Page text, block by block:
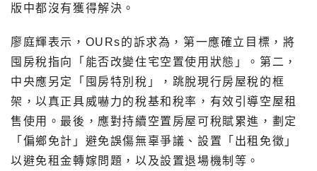
版中都沒有獲得解決。
廖庭輝表示，OURs的訴求為，第一應確立目標，將
囤房稅指向「能否改變住宅空置使用狀態」。第二，
中央應另定「囤房特別稅」，跳脫現行房屋稅的框
架，以真正具威嚇力的稅基和稅率，有效引導空屋租
售使用。最後，應對持續空置房屋可稅賦累進，劃定
「偏鄉免計」避免誤傷無辜爭議、設置「出租免徵」
以避免租金轉嫁問題，以及設置退場機制等。